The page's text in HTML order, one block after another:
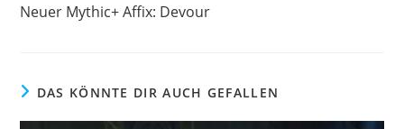
ansehen
Neuer Mythic+ Affix: Devour
DAS KÖNNTE DIR AUCH GEFALLEN